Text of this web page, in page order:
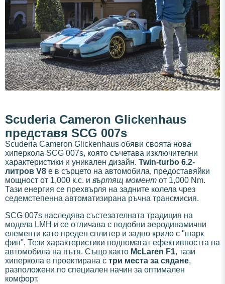
Scuderia Cameron Glickenhaus
представя SCG 007s
Scuderia Cameron Glickenhaus обяви своята нова
хиперкола SCG 007s, която съчетава изключителни
характеристики и уникален дизайн. Twin-turbo 6.2-
литров V8 е в сърцето на автомобила, предоставяйки
мощност от 1,000 к.с. и въртящ момент от 1,000 Nm.
Тази енергия се прехвърля на задните колела чрез
седемстепенна автоматизирана ръчна трансмисия.
SCG 007s наследява състезателната традиция на
модела LMH и се отличава с подобни аеродинамични
елементи като преден сплитер и задно крило с "шарк
фин". Тези характеристики подпомагат ефективността на
автомобила на пътя. Също както McLaren F1, тази
хиперкола е проектирана с три места за сядане,
разположени по специален начин за оптимален
комфорт.